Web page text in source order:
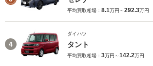
平均買取相場： 8.1万円～292.3万円
4
ダイハツ
タント
平均買取相場： 3万円～142.2万円